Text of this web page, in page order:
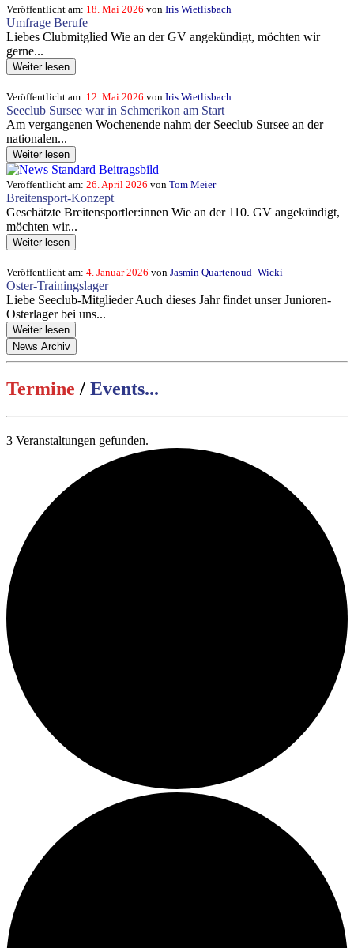
Veröffentlicht am: 18. Mai 2026 von Iris Wietlisbach
Umfrage Berufe
Liebes Clubmitglied Wie an der GV angekündigt, möchten wir
gerne...
Weiter lesen
Veröffentlicht am: 12. Mai 2026 von Iris Wietlisbach
Seeclub Sursee war in Schmerikon am Start
Am vergangenen Wochenende nahm der Seeclub Sursee an der
nationalen...
Weiter lesen
Veröffentlicht am: 26. April 2026 von Tom Meier
Breitensport-Konzept
Geschätzte Breitensportler:innen Wie an der 110. GV angekündigt,
möchten wir...
Weiter lesen
Veröffentlicht am: 4. Januar 2026 von Jasmin Quartenoud–Wicki
Oster-Trainingslager
Liebe Seeclub-Mitglieder Auch dieses Jahr findet unser Junioren-
Osterlager bei uns...
Weiter lesen
News Archiv
Termine / Events...
3 Veranstaltungen gefunden.